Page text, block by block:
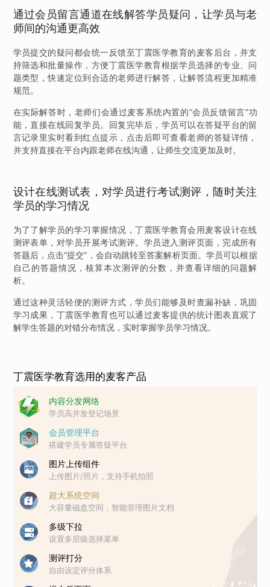
通过会员留言通道在线解答学员疑问，让学员与老
师间的沟通更高效
学员提交的疑问都会统一反馈至丁震医学教育的麦客后台，并支
持筛选和批量操作，方便丁震医学教育根据学员选择的专业、问
题类型，快速定位到合适的老师进行解答，让解答流程更加精准
规范。
在实际解答时，老师们会通过麦客系统内置的“会员反馈留言”功
能，直接在线回复学员。回复完毕后，学员可以在答疑平台的留
言记录里实时看到红点提示，点击后即可查看老师的答疑详情，
并支持直接在平台内跟老师在线沟通，让师生交流更加及时。
设计在线测试表，对学员进行考试测评，随时关注
学员的学习情况
为了了解学员的学习掌握情况，丁震医学教育会用麦客设计在线
测评表单，对学员开展考试测评。学员进入测评页面，完成所有
答题后，点击“提交”，会自动跳转至答案解析页面。学员可以根据
自己的答题情况，核算本次测评的分数，并查看详细的问题解
析。
通过这种灵活轻便的测评方式，学员们能够及时查漏补缺，巩固
学习成果，丁震医学教育也可以通过麦客提供的统计图表直观了
解学生答题的对错分布情况，实时掌握学员学习情况。
丁震医学教育选用的麦客产品
内容分发网络
学员高并发登记场景
会员管理平台
搭建学员专属答疑平台
图片上传组件
上传图片/照片，支持手机拍照
超大系统空间
大容量磁盘空间，智能管理图片文档
多级下拉
设置多层级选择菜单
测评打分
自由设定评分体系